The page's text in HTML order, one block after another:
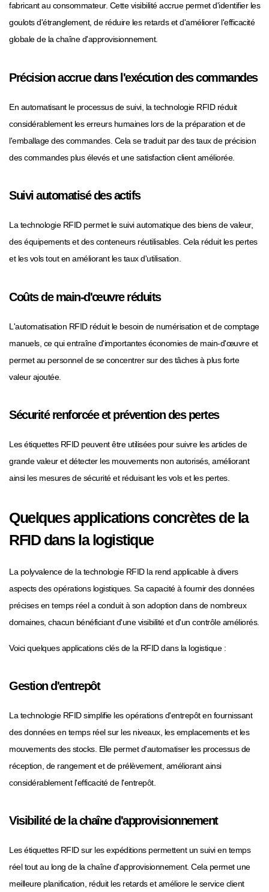
fabricant au consommateur. Cette visibilité accrue permet d'identifier les
goulots d'étranglement, de réduire les retards et d'améliorer l'efficacité
globale de la chaîne d'approvisionnement.
Précision accrue dans l'exécution des commandes
En automatisant le processus de suivi, la technologie RFID réduit
considérablement les erreurs humaines lors de la préparation et de
l'emballage des commandes. Cela se traduit par des taux de précision
des commandes plus élevés et une satisfaction client améliorée.
Suivi automatisé des actifs
La technologie RFID permet le suivi automatique des biens de valeur,
des équipements et des conteneurs réutilisables. Cela réduit les pertes
et les vols tout en améliorant les taux d'utilisation.
Coûts de main-d'œuvre réduits
L'automatisation RFID réduit le besoin de numérisation et de comptage
manuels, ce qui entraîne d'importantes économies de main-d'œuvre et
permet au personnel de se concentrer sur des tâches à plus forte
valeur ajoutée.
Sécurité renforcée et prévention des pertes
Les étiquettes RFID peuvent être utilisées pour suivre les articles de
grande valeur et détecter les mouvements non autorisés, améliorant
ainsi les mesures de sécurité et réduisant les vols et les pertes.
Quelques applications concrètes de la
RFID dans la logistique
La polyvalence de la technologie RFID la rend applicable à divers
aspects des opérations logistiques. Sa capacité à fournir des données
précises en temps réel a conduit à son adoption dans de nombreux
domaines, chacun bénéficiant d'une visibilité et d'un contrôle améliorés.
Voici quelques applications clés de la RFID dans la logistique :
Gestion d'entrepôt
La technologie RFID simplifie les opérations d'entrepôt en fournissant
des données en temps réel sur les niveaux, les emplacements et les
mouvements des stocks. Elle permet d'automatiser les processus de
réception, de rangement et de prélèvement, améliorant ainsi
considérablement l'efficacité de l'entrepôt.
Visibilité de la chaîne d'approvisionnement
Les étiquettes RFID sur les expéditions permettent un suivi en temps
réel tout au long de la chaîne d'approvisionnement. Cela permet une
meilleure planification, réduit les retards et améliore le service client